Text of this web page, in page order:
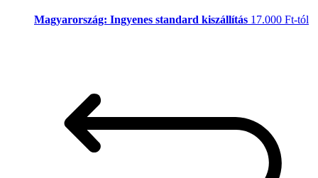
Magyarország: Ingyenes standard kiszállítás 17.000 Ft-tól